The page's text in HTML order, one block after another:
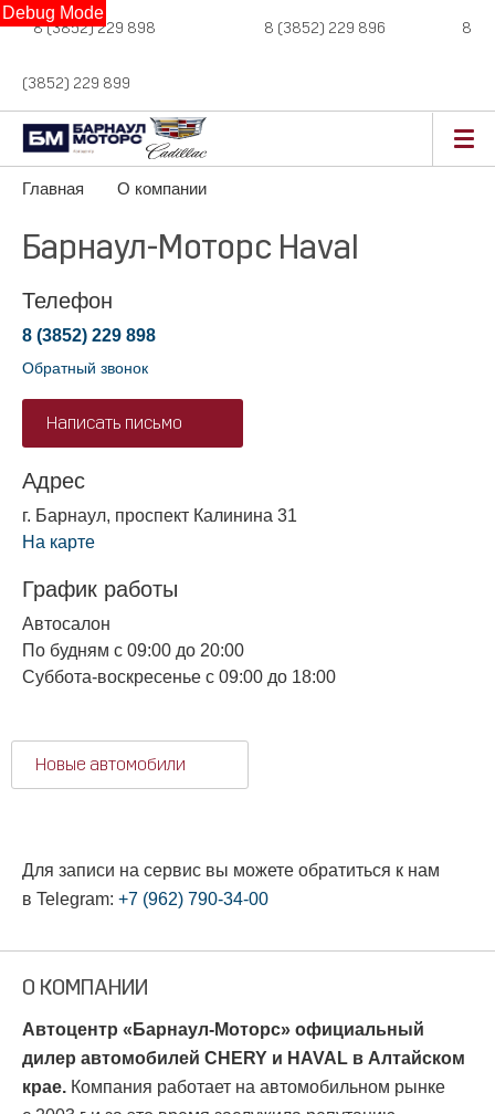
Debug Mode
8 (3852) 229 898 8 (3852) 229 896 8
(3852) 229 899
Главная О компании
Барнаул-Моторс Haval
Телефон
8 (3852) 229 898
Обратный звонок
Написать письмо
Адрес
г. Барнаул, проспект Калинина 31
На карте
График работы
Автосалон
По будням с 09:00 до 20:00
Суббота-воскресенье с 09:00 до 18:00
Новые автомобили
Для записи на сервис вы можете обратиться к нам
в Telegram: +7 (962) 790-34-00
О КОМПАНИИ
Автоцентр «Барнаул-Моторс» официальный
дилер автомобилей CHERY и HAVAL в Алтайском
крае. Компания работает на автомобильном рынке